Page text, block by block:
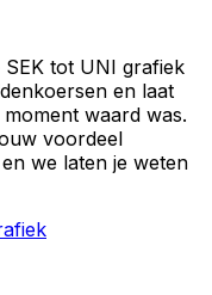
SEK tot UNI grafiek
en laat
waard was.
voordeel
we laten je weten